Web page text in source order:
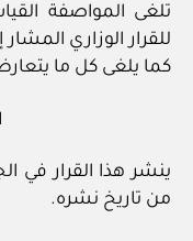
تلغى المواصفة
كما يلغى كل ما
ينشر هذا القرار في
من تاريخ نشره.